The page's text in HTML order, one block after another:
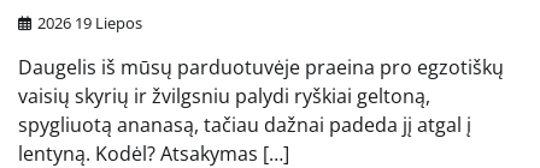
2026 19 Liepos
Daugelis iš mūsų parduotuvėje praeina pro egzotiškų
vaisių skyrių ir žvilgsniu palydi ryškiai geltoną,
spygliuotą ananasą, tačiau dažnai padeda jį atgal į
lentyną. Kodėl? Atsakymas […]